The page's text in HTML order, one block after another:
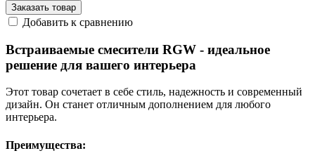
Заказать товар
Добавить к сравнению
Встраиваемые смесители RGW - идеальное
решение для вашего интерьера
Этот товар сочетает в себе стиль, надежность и современный
дизайн. Он станет отличным дополнением для любого
интерьера.
Преимущества: